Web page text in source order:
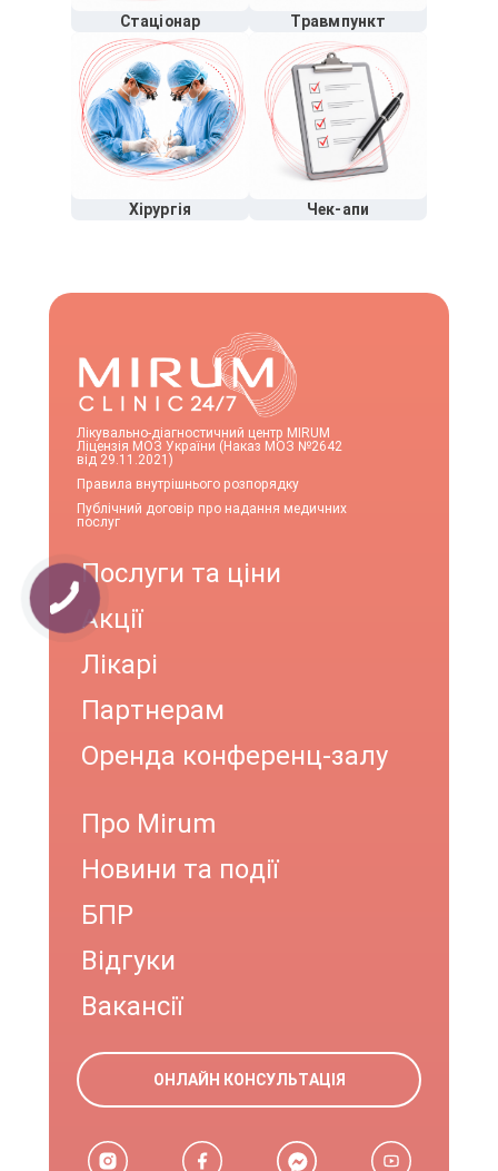
Стаціонар Травмпункт
Хірургія Чек-апи
Лікувально-діагностичний центр MIRUM
Ліцензія МОЗ України (Наказ МОЗ №2642
від 29.11.2021)
Правила внутрішнього розпорядку
Публічний договір про надання медичних
послуг
Послуги та ціни
Акції
Лікарі
Партнерам
Оренда конференц-залу
Про Mirum
Новини та події
БПР
Відгуки
Вакансії
ОНЛАЙН КОНСУЛЬТАЦІЯ